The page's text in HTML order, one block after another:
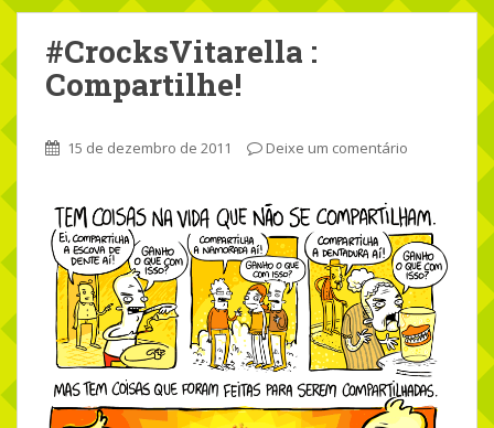
#CrocksVitarella :
Compartilhe!
15 de dezembro de 2011 Deixe um comentário